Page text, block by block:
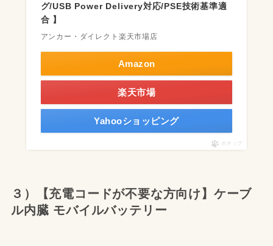
グ/USB Power Delivery対応/PSE技術基準適
合 】
アンカー・ダイレクト楽天市場店
Amazon
楽天市場
Yahooショッピング
ポチップ
３）【充電コードが不要な方向け】ケーブ
ル内臓 モバイルバッテリー